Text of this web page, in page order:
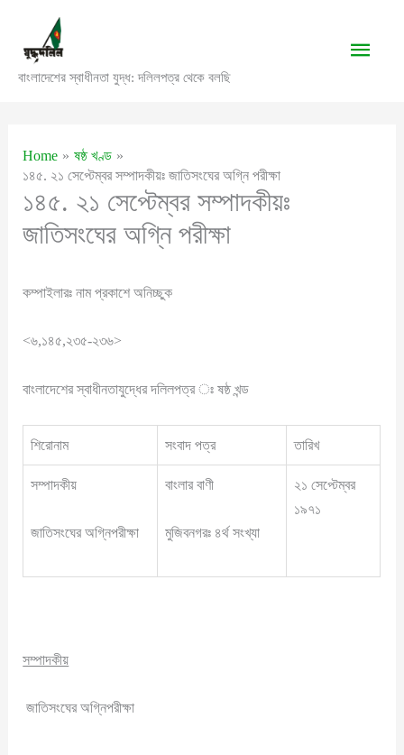
content
বাংলাদেশের স্বাধীনতা যুদ্ধ: দলিলপত্র থেকে বলছি
Main
Home
ষষ্ঠ খণ্ড
১৪৫. ২১ সেপ্টেম্বর সম্পাদকীয়ঃ জাতিসংঘের অগ্নি পরীক্ষা
১৪৫. ২১ সেপ্টেম্বর সম্পাদকীয়ঃ
জাতিসংঘের অগ্নি পরীক্ষা
কম্পাইলারঃ নাম প্রকাশে অনিচ্ছুক
<৬,১৪৫,২৩৫-২৩৬>
বাংলাদেশের স্বাধীনতাযুদ্ধের দলিলপত্র ঃ ষষ্ঠ খন্ড
শিরোনাম সংবাদ পত্র তারিখ
সম্পাদকীয়
জাতিসংঘের অগ্নিপরীক্ষা
বাংলার বাণী
মুজিবনগরঃ ৪র্থ সংখ্যা
২১ সেপ্টেম্বর
১৯৭১
সম্পাদকীয়
জাতিসংঘের অগ্নিপরীক্ষা